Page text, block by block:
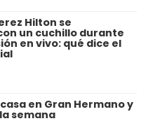
Hilton se
un cuchillo durante
en vivo: qué dice el
en Gran Hermano y
semana